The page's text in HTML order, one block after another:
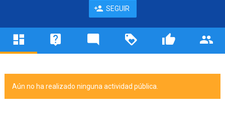
SEGUIR
Aún no ha realizado ninguna actividad pública.